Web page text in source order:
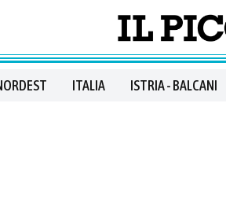
ITALIA ISTRIA - BALCANI